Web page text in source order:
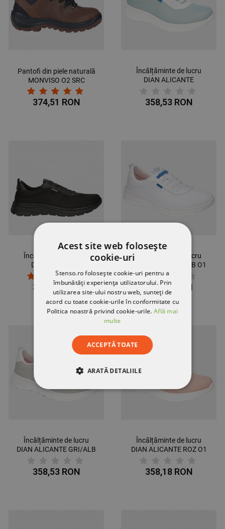
Pantofi din piele naturală
MONVISO O2 SRC
374,51 RON
Încălțăminte de lucru
DIAN ALICANTE
O1 FO SRC 3534
358,53 RON
Încălțăminte de lucru
DIAN ALICANTE
NEGRU/ROȘU O1 FO SRC
3535
358,53 RON
Încălțăminte de lucru
DIAN ALICANTE ALB O1
FO SRC 3531
358,53 RON
Încălțăminte de lucru
DIAN ALICANTE GRI/ALB
358,53 RON
ULTIMELE BUCĂȚI
Încălțăminte de lucru
DIAN ALICANTE ROZ O1
358,18 RON
Acest site web folosește
cookie-uri
Stenso.ro folosește cookie-uri pentru a
îmbunătăți experiența utilizatorului. Prin
utilizarea site-ului nostru web, sunteți de
acord cu toate cookie-urile în conformitate cu
Politica noastră privind cookie-urile.Află mai
multe
ACCEPTĂ TOATE
ARATĂ DETALIILE
STRICT NECESARE
DE TARGETARE